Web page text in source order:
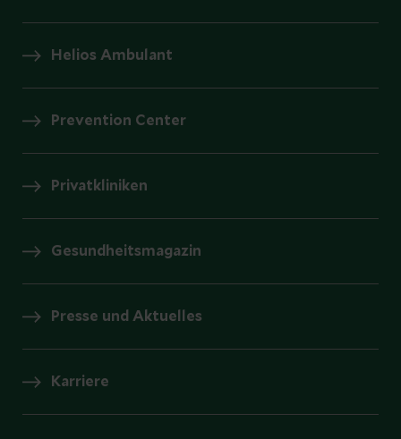
Helios Ambulant
Prevention Center
Privatkliniken
Gesundheitsmagazin
Presse und Aktuelles
Karriere